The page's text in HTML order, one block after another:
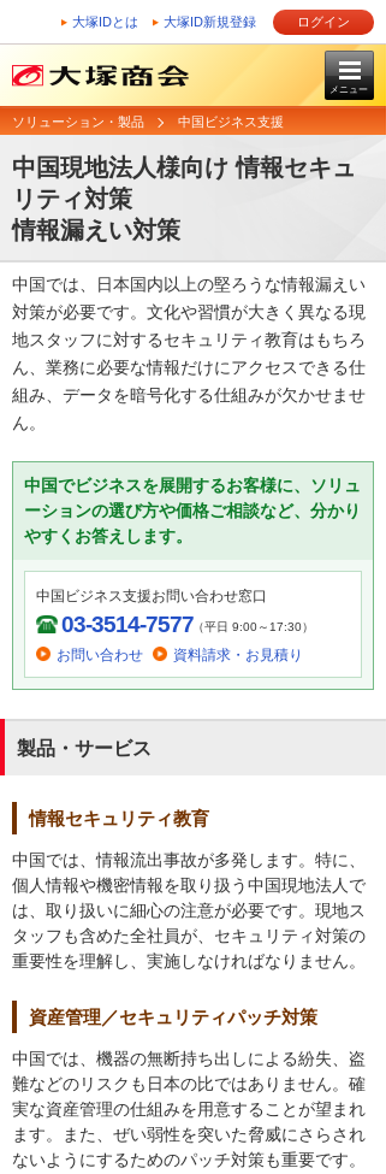
大塚IDとは 大塚ID新規登録 ログイン
メニュー
ソリューション・製品 中国ビジネス支援
中国現地法人様向け 情報セキュ
リティ対策
情報漏えい対策
中国では、日本国内以上の堅ろうな情報漏えい
対策が必要です。文化や習慣が大きく異なる現
地スタッフに対するセキュリティ教育はもちろ
ん、業務に必要な情報だけにアクセスできる仕
組み、データを暗号化する仕組みが欠かせませ
ん。
中国でビジネスを展開するお客様に、ソリュ
ーションの選び方や価格ご相談など、分かり
やすくお答えします。
中国ビジネス支援お問い合わせ窓口
03-3514-7577 （平日 9:00～17:30）
お問い合わせ 資料請求・お見積り
製品・サービス
情報セキュリティ教育
中国では、情報流出事故が多発します。特に、
個人情報や機密情報を取り扱う中国現地法人で
は、取り扱いに細心の注意が必要です。現地ス
タッフも含めた全社員が、セキュリティ対策の
重要性を理解し、実施しなければなりません。
資産管理／セキュリティパッチ対策
中国では、機器の無断持ち出しによる紛失、盗
難などのリスクも日本の比ではありません。確
実な資産管理の仕組みを用意することが望まれ
ます。また、ぜい弱性を突いた脅威にさらされ
ないようにするためのパッチ対策も重要です。